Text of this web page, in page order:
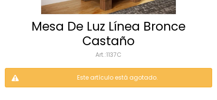
Mesa De Luz Línea Bronce
Castaño
1137C
Este artículo está agotado.